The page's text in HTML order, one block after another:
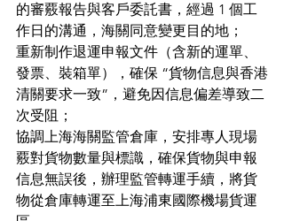
的審覈報告與客戶委託書，經過 1 個工
作日的溝通，海關同意變更目的地；
重新制作退運申報文件（含新的運單、
發票、裝箱單），確保 “貨物信息與香港
清關要求一致”，避免因信息偏差導致二
次受阻；
協調上海海關監管倉庫，安排專人現場
覈對貨物數量與標識，確保貨物與申報
信息無誤後，辦理監管轉運手續，將貨
物從倉庫轉運至上海浦東國際機場貨運